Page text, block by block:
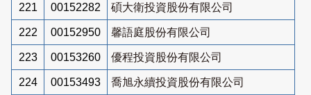
221 00152282 碩大衛投資股份有限公司
222 00152950 馨語庭股份有限公司
223 00153260 優程投資股份有限公司
224 00153493 喬旭永續投資股份有限公司